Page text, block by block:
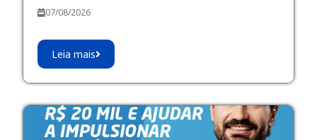
07/08/2026
Leia mais